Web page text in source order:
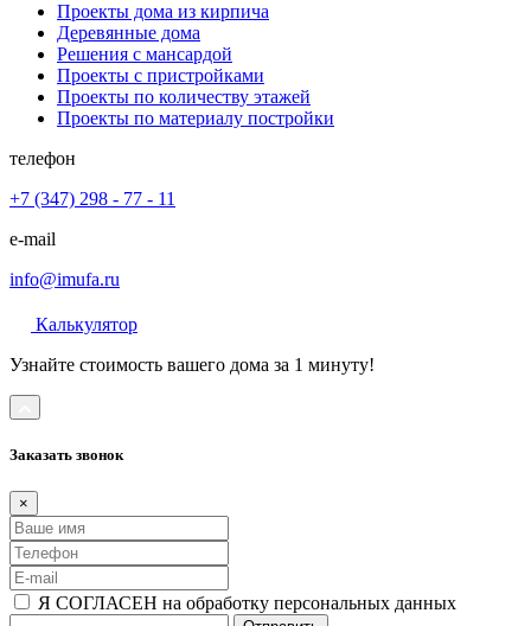
Проекты дома из кирпича
Деревянные дома
Решения с мансардой
Проекты с пристройками
Проекты по количеству этажей
Проекты по материалу постройки
телефон
+7 (347) 298 - 77 - 11
e-mail
info@imufa.ru
Калькулятор
Узнайте стоимость вашего дома за 1 минуту!
Заказать звонок
×
Я СОГЛАСЕН на обработку персональных данных